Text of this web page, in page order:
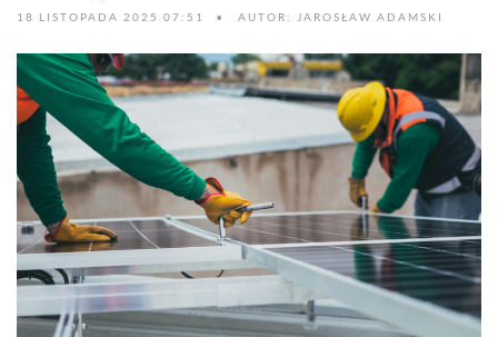
18 LISTOPADA 2025 07:51 AUTOR: JAROSŁAW ADAMSKI